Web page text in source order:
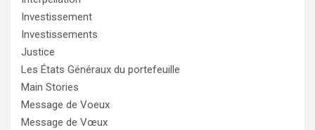
Investissement
Investissements
Justice
Les États Généraux du portefeuille
Main Stories
Message de Voeux
Message de Vœux